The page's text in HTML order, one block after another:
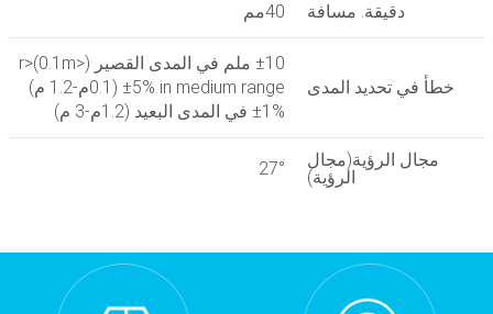
دقيقة. مسافة 40مم
خطأ في تحديد المدى
±10 ملم في المدى القصير (<0.1m)
r>
±5% in medium range (0.1م-1.2 م)
±1% في المدى البعيد (1.2م-3 م)
مجال الرؤية(مجال
الرؤية)
27°